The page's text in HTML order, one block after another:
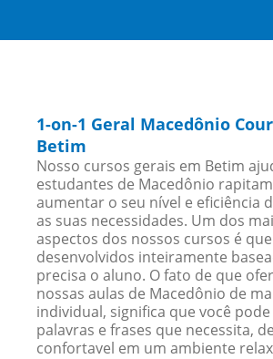
1-on-1 Geral Macedônio
Betim
Nosso cursos gerais em Betim
estudantes de Macedônio
aumentar o seu nível e eficiência
as suas necessidades. Um dos
aspectos dos nossos cursos é
desenvolvidos inteiramente
precisa o aluno. O fato de que
nossas aulas de Macedônio de
individual, significa que você
palavras e frases que necessita,
confortavel em um ambiente